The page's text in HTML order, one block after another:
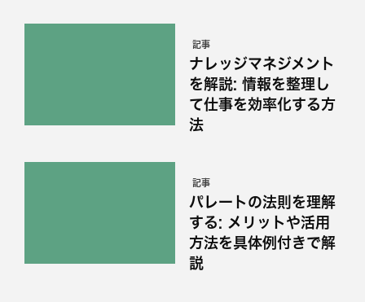
記事
ナレッジマネジメント
を解説: 情報を整理し
て仕事を効率化する方
法
記事
パレートの法則を理解
する: メリットや活用
方法を具体例付きで解
説